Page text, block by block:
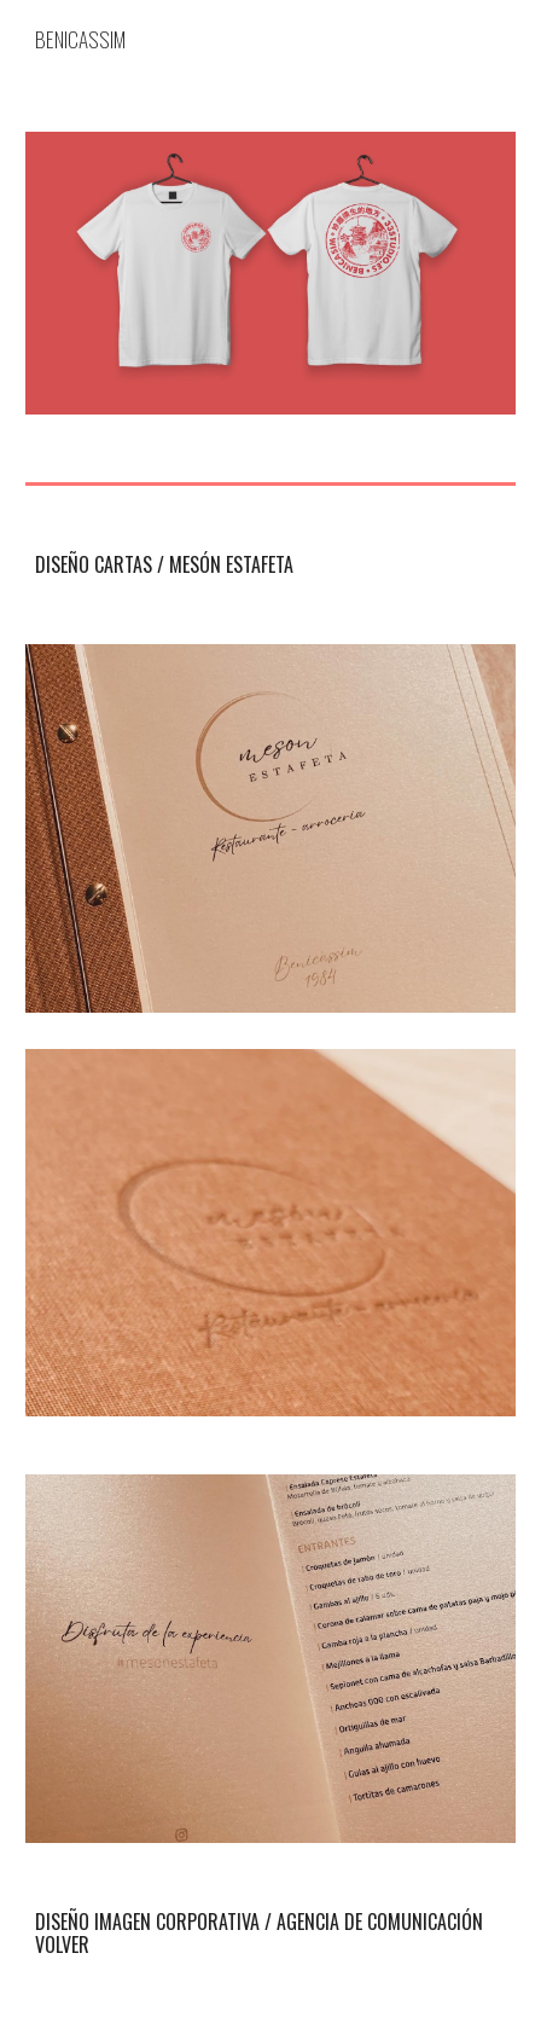
BENICASSIM
DISEÑO CARTAS/ MESÓN ESTAFETA
DISEÑO IMAGEN CORPORATIVA / AGENCIA DE COMUNICACIÓN
VOLVER